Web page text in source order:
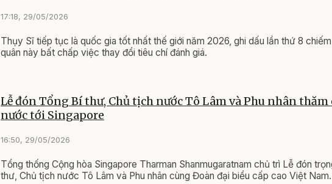
17:18, 29/05/2026
Thụy Sĩ tiếp tục là quốc gia tốt nhất thế giới năm 2026, ghi dấu lần thứ 8
quân này bất chấp việc thay đổi tiêu chí đánh giá.
Lễ đón Tổng Bí thư, Chủ tịch nước Tô Lâm và Phu nhân thăm
nước tới Singapore
16:50, 29/05/2026
Tổng thống Cộng hòa Singapore Tharman Shanmugaratnam chủ trì Lễ đón
thư, Chủ tịch nước Tô Lâm và Phu nhân cùng Đoàn đại biểu cấp cao Việt Nam.